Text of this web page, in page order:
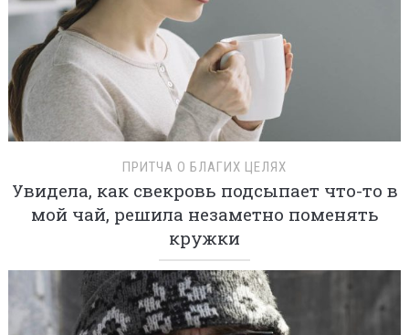
ПРИТЧА О БЛАГИХ ЦЕЛЯХ
Увидела, как свекровь подсыпает что-то в
мой чай, решила незаметно поменять
кружки